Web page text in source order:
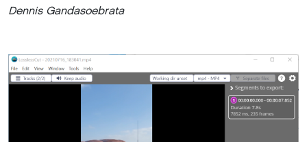
Dennis Gandasoebrata